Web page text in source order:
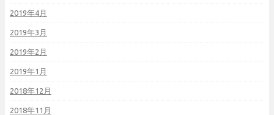
2019年4月
2019年3月
2019年2月
2019年1月
2018年12月
2018年11月